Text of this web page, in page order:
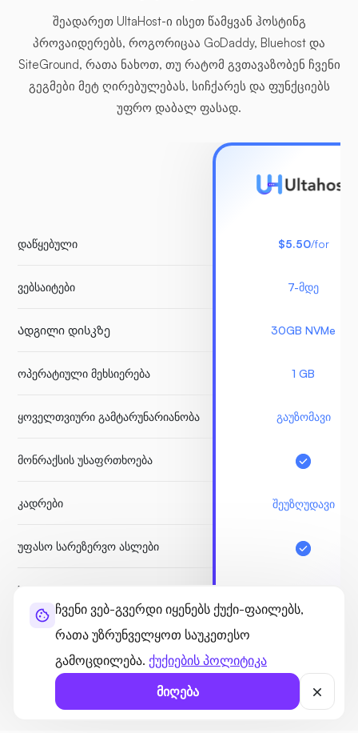
ჩვენი ვებ-გვერდი იყენებს ქუქი-ფაილებს,
რათა უზრუნველყოთ საუკეთესო
გამოცდილება. ქუქიების პოლიტიკა
მიღება
შეადარეთ UltaHost-ი ისეთ წამყვან ჰოსტინგ
პროვაიდერებს, როგორიცაა GoDaddy, Bluehost და
SiteGround, რათა ნახოთ, თუ რატომ გვთავაზობენ ჩვენი
გეგმები მეტ ღირებულებას, სიჩქარეს და ფუნქციებს
უფრო დაბალ ფასად.
დაწყებული
ვებსაიტები
Ადგილი დისკზე
ოპერატიული მეხსიერება
ყოველთვიური გამტარუნარიანობა
მონრაქსის უსაფრთხოება
კადრები
უფასო სარეზერვო ასლები
Node.js Socket
$5.50/for
7-მდე
30GB NVMe
1 GB
გაუზომავი
შეუზღუდავი
ფულის დაბრუნების